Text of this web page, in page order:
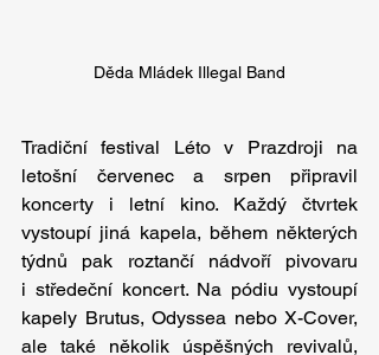
Děda Mládek Illegal Band
Tradiční festival Léto v Prazdroji na
letošní červenec a srpen připravil
koncerty i letní kino. Každý čtvrtek
vystoupí jiná kapela, během některých
týdnů pak roztančí nádvoří pivovaru
i středeční koncert. Na pódiu vystoupí
kapely Brutus, Odyssea nebo X-Cover,
ale také několik úspěšných revivalů,